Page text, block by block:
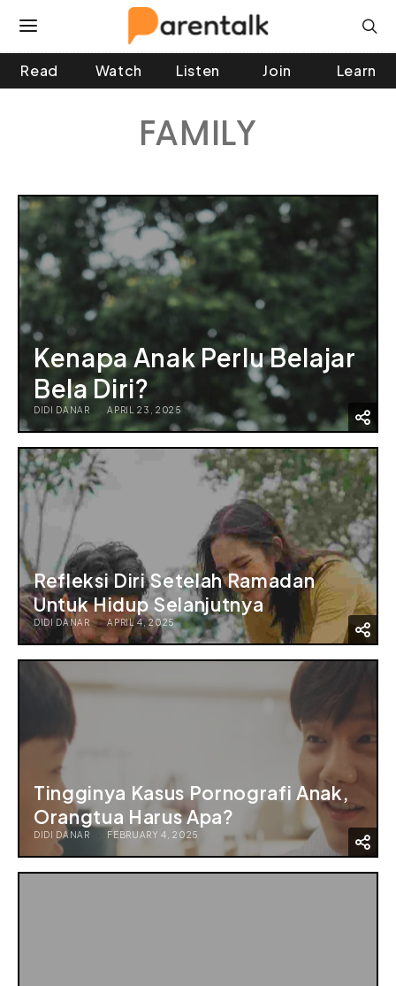
Read Watch Listen Join Learn
FAMILY
Kenapa Anak Perlu Belajar
Bela Diri?
DIDI DANAR APRIL 23, 2025
Refleksi Diri Setelah Ramadan
Untuk Hidup Selanjutnya
DIDI DANAR APRIL 4, 2025
Tingginya Kasus Pornografi Anak,
Orangtua Harus Apa?
DIDI DANAR FEBRUARY 4, 2025